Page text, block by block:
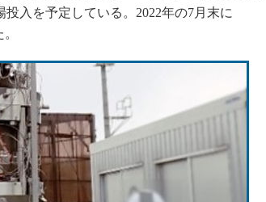
入を予定している。2022年の7月末に